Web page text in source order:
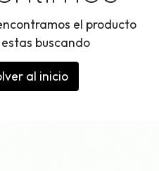
el producto
buscando
al inicio